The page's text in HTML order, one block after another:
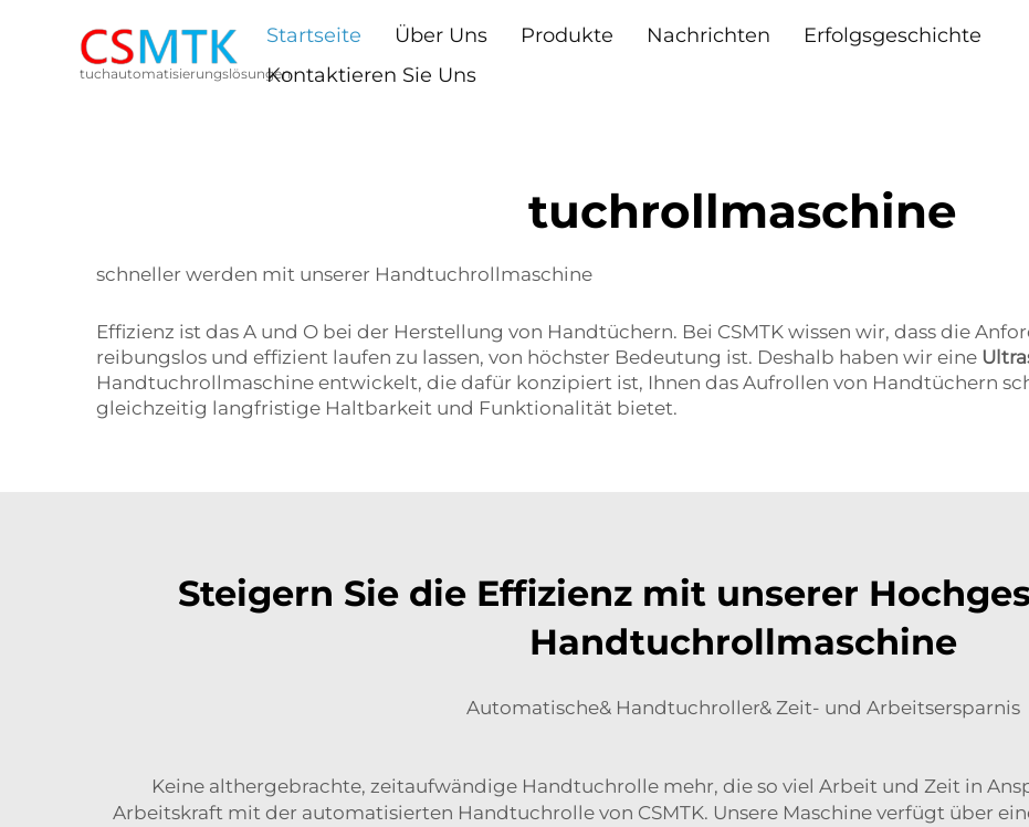
tuchautomatisierungslösungen
Startseite Über Uns Produkte Nachrichten
Erfolgsgeschichte
Kontaktieren Sie Uns
tuchrollmaschine
schneller werden mit unserer Handtuchrollmaschine
Effizienz ist das A und O bei der Herstellung von Handtüchern. Bei CSMTK wissen wir, dass die
reibungslos und effizient laufen zu lassen, von höchster Bedeutung ist. Deshalb haben wir eine
Handtuchrollmaschine entwickelt, die dafür konzipiert ist, Ihnen das Aufrollen von Handtüchern
gleichzeitig langfristige Haltbarkeit und Funktionalität bietet.
Steigern Sie die Effizienz mit unserer
Handtuchrollmaschine
Automatische& Handtuchroller& Zeit- und Arbeitsersparnis
Keine althergebrachte, zeitaufwändige Handtuchrolle mehr, die so viel Arbeit und Zeit in
Arbeitskraft mit der automatisierten Handtuchrolle von CSMTK. Unsere Maschine verfügt über